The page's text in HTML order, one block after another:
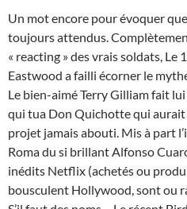
Un mot encore pour évoquer
toujours attendus.
« reacting » des vrais soldats,
Eastwood a failli écorner le
Le bien-aimé Terry Gilliam fait lui
qui tua Don Quichotte qui
projet jamais abouti. Mis à part
Roma du si brillant Alfonso
inédits Netflix (achetés ou
bousculent Hollywood, sont ou